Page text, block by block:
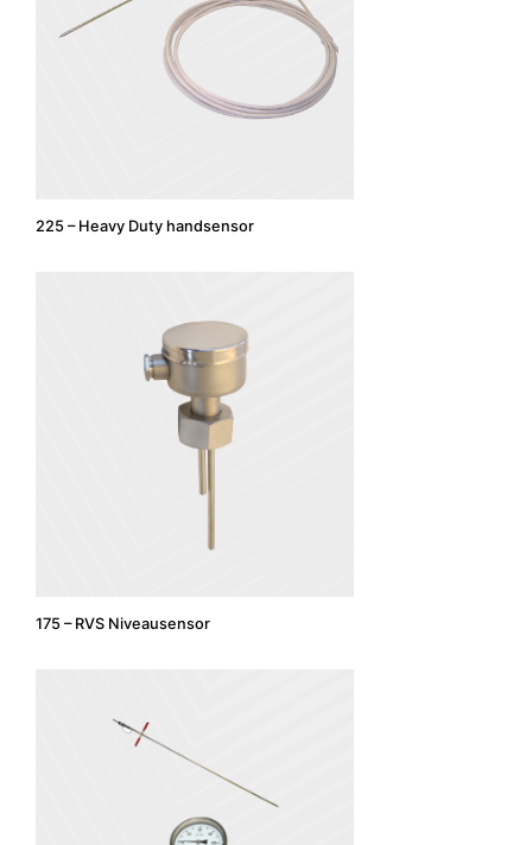
225 – Heavy Duty handsensor
175 – RVS Niveausensor